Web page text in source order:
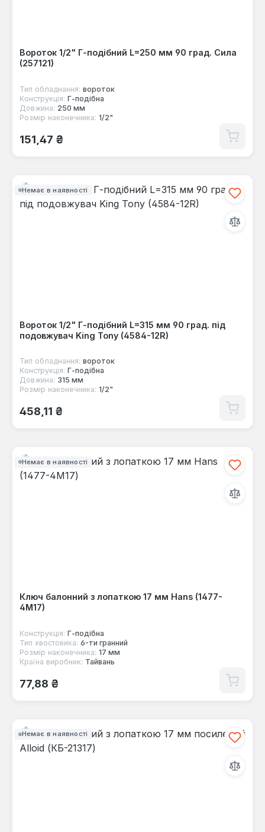
Вороток 1/2" Г-подібний L=250 мм 90 град. Сила
(257121)
Тип обладнання: вороток
Конструкція: Г-пoдібна
Довжина: 250 мм
Розмір наконечника: 1/2"
Звичайна ціна:
151,47 ₴
Немає в наявності
Вороток 1/2" Г-подібний L=315 мм 90 град. під
подовжувач King Tony (4584-12R)
Тип обладнання: вороток
Конструкція: Г-пoдібна
Довжина: 315 мм
Розмір наконечника: 1/2"
Звичайна ціна:
458,11 ₴
Немає в наявності
Ключ балонний з лопаткою 17 мм Hans (1477-
4М17)
Конструкція: Г-пoдібна
Тип хвостовика: 6-ти гранний
Розмір наконечника: 17 мм
Країна виробник: Тайвань
Звичайна ціна:
77,88 ₴
Немає в наявності